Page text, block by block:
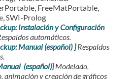
FreeMatPortable,
SWI-Prolog
Instalación y Configuración
automáticos.
Manual (español) ] Respaldos
(español)] Modelado,
animación y creación de gráficos